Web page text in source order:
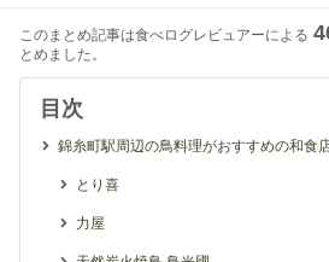
このまとめ記事は食べログレビュアーによる
とめました。
目次
錦糸町駅周辺の鳥料理がおすすめの和食
とり喜
力屋